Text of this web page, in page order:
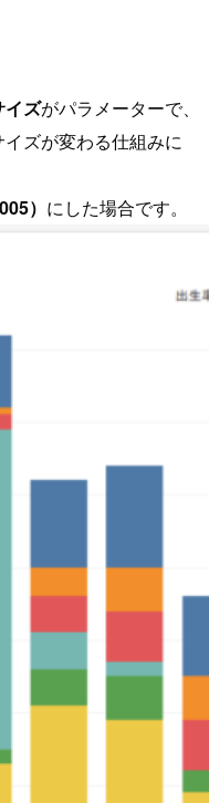
イズがパラメーターで、
ズが変わる仕組みに
） にした場合です。